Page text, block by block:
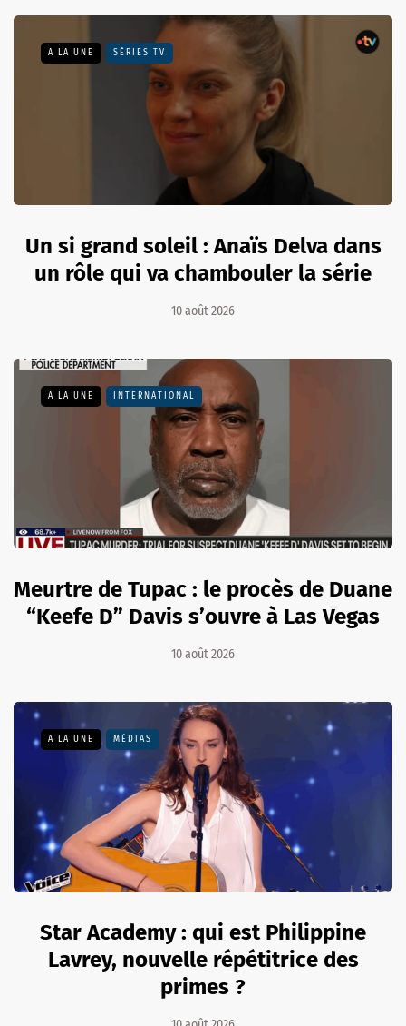
A LA UNE SÉRIES TV
Un si grand soleil : Anaïs Delva dans
un rôle qui va chambouler la série
10 août 2026
A LA UNE INTERNATIONAL
Meurtre de Tupac : le procès de Duane
“Keefe D” Davis s’ouvre à Las Vegas
10 août 2026
A LA UNE MÉDIAS
Star Academy : qui est Philippine
Lavrey, nouvelle répétitrice des
primes ?